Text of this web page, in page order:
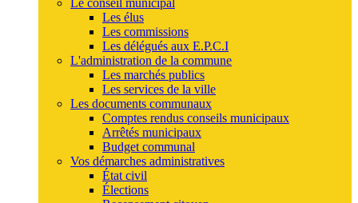
Le conseil municipal
Les élus
Les commissions
Les délégués aux E.P.C.I
L'administration de la commune
Les marchés publics
Les services de la ville
Les documents communaux
Comptes rendus conseils municipaux
Arrêtés municipaux
Budget communal
Vos démarches administratives
État civil
Élections